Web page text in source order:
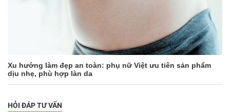
Xu hướng làm đẹp an toàn: phụ nữ Việt ưu tiên sản phẩm
dịu nhẹ, phù hợp làn da
HỎI ĐÁP TƯ VẤN